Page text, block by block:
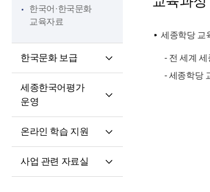
파견교원 지원
한국어·한국문화
교육자료
한국문화 보급
말하기 쓰기 대회
세종학당 문화인턴
세종한국어평가
운영
온라인 학습 지원
사업 관련 자료실
세종학당 교
- 전 세계
- 세종학당